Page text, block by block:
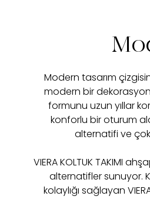
Modern tasarım
modern bir dekorasyon
formunu uzun yıllar
konforlu bir oturum
alternatifi ve
VIERA KOLTUK TAKIMI
alternatifler sunuyor.
kolaylığı sağlayan